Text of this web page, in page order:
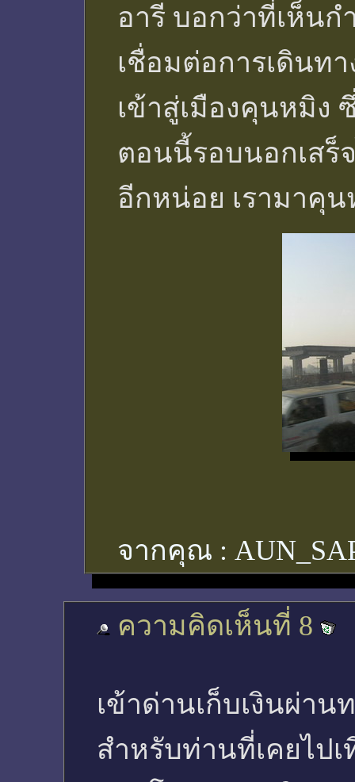
อารี บอกว่าที่เห็นก
เชื่อมต่อการเดินท
เข้าสู่เมืองคุนหมิง
ตอนนี้รอบนอกเสร็
อีกหน่อย เรามาคุ
จากคุณ :
ความคิดเห็นที่ 8
เข้าด่านเก็บเงินผ่าน
สำหรับท่านที่เคยไป